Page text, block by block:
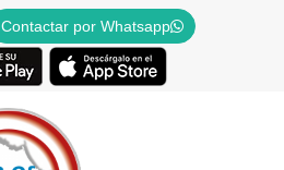
Contactar por Whatsapp